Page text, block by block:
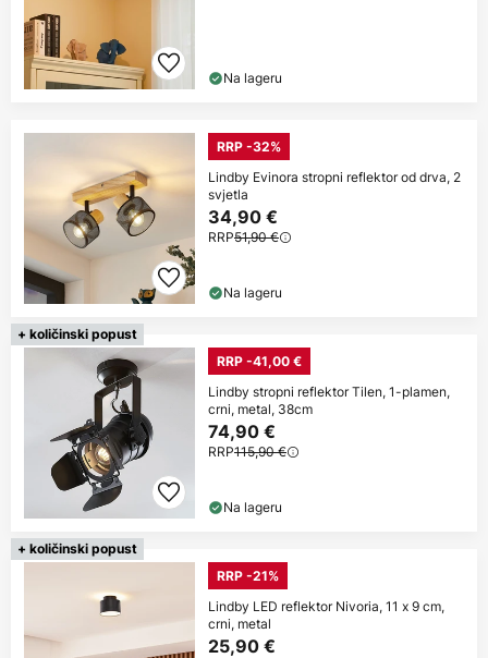
Na lageru
RRP -32%
Lindby Evinora stropni reflektor od drva, 2
svjetla
34,90 €
RRP51,90 €
Na lageru
+ količinski popust
RRP -41,00 €
Lindby stropni reflektor Tilen, 1-plamen,
crni, metal, 38cm
74,90 €
RRP115,90 €
Na lageru
+ količinski popust
RRP -21%
Lindby LED reflektor Nivoria, 11 x 9 cm,
crni, metal
25,90 €